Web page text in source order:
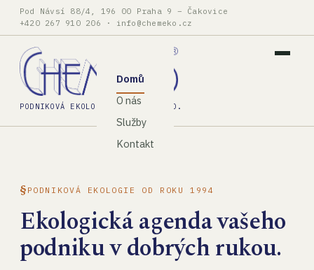
Pod Návsí 88/4, 196 00 Praha 9 – Čakovice
+420 267 910 206 · info@chemeko.cz
PODNIKOVÁ EKOLOGIE, SPOL. S R.O.
Domů
O nás
Služby
Kontakt
PODNIKOVÁ EKOLOGIE OD ROKU 1994
Ekologická agenda vašeho
podniku v dobrých rukou.